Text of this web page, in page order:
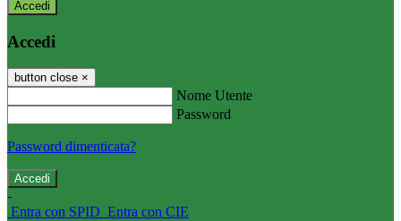
Accedi
Accedi
button close ×
Nome Utente
Password
Password dimenticata?
-
Entra con SPID Entra con CIE